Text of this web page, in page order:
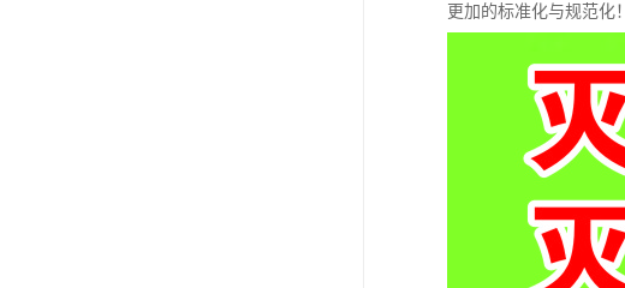
更加的标准化与规范化！